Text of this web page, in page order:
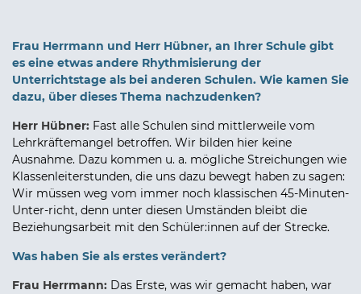
Frau Herrmann und Herr Hübner, an Ihrer Schule gibt
es eine etwas andere Rhythmisierung der
Unterrichtstage als bei anderen Schulen. Wie kamen Sie
dazu, über dieses Thema nachzudenken?
Herr Hübner: Fast alle Schulen sind mittlerweile vom
Lehrkräftemangel betroffen. Wir bilden hier keine
Ausnahme. Dazu kommen u. a. mögliche Streichungen wie
Klassenleiterstunden, die uns dazu bewegt haben zu sagen:
Wir müssen weg vom immer noch klassischen 45-Minuten-
Unter-richt, denn unter diesen Umständen bleibt die
Beziehungsarbeit mit den Schüler:innen auf der Strecke.
Was haben Sie als erstes verändert?
Frau Herrmann: Das Erste, was wir gemacht haben, war